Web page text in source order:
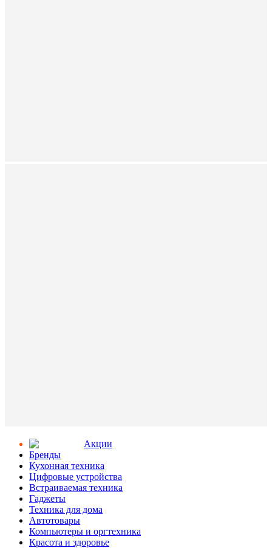
Aкции
Бренды
Кухонная техника
Цифровые устройства
Встраиваемая техника
Гаджеты
Техника для дома
Автотовары
Компьютеры и оргтехника
Красота и здоровье